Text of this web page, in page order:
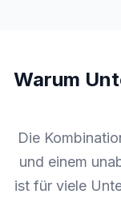
Warum
Die
und einem
ist für viele